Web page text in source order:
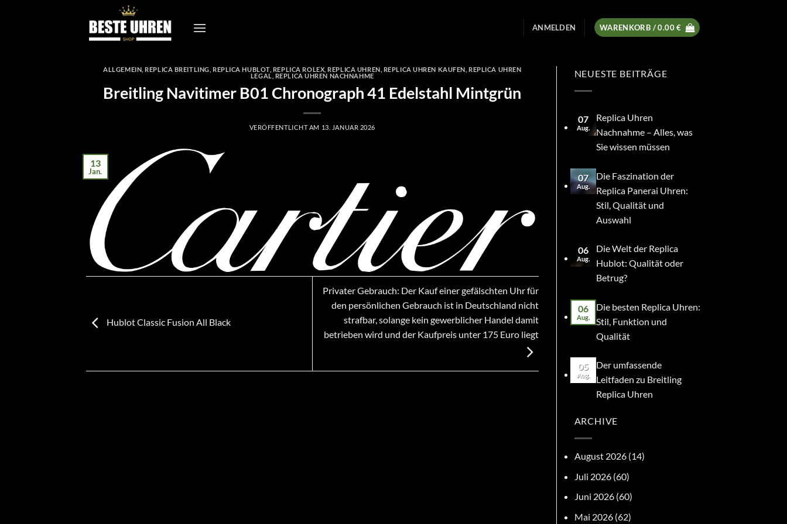
ANMELDEN WARENKORB /0.00€
ALLGEMEIN ,REPLICA BREITLING REPLICA HUBLOT, REPLICA ROLEX ,REPLICA UHREN REPLICA UHREN KAUFEN ,REPLICA UHREN
LEGAL REPLICA UHREN NACHNAHME
Breitling Navitimer B01 Chronograph 41 Edelstahl Mintgrün
VERÖFFENTLICHT AM 13. JANUAR 2026
13
Jan.
Hublot Classic Fusion All Black
Privater Gebrauch: Der Kauf einer gefälschten Uhr für
den persönlichen Gebrauch ist in Deutschland nicht
strafbar, solange kein gewerblicher Handel damit
betrieben wird und der Kaufpreis unter 175 Euro liegt
NEUESTE BEITRÄGE
07
Aug.
Replica Uhren
Nachnahme – Alles, was
Sie wissen müssen
07
Aug.
Die Faszination der
Replica Panerai Uhren:
Stil, Qualität und
Auswahl
06
Aug.
Die Welt der Replica
Hublot: Qualität oder
Betrug?
06
Aug.
Die besten Replica Uhren:
Stil, Funktion und
Qualität
05
Aug.
Der umfassende
Leitfaden zu Breitling
Replica Uhren
ARCHIVE
August 2026(14)
Juli 2026(60)
Juni 2026(60)
Mai 2026(62)